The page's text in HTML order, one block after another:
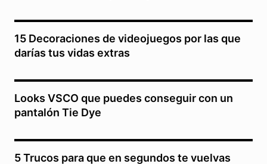
15 Decoraciones de videojuegos por las que
darías tus vidas extras
Looks VSCO que puedes conseguir con un
pantalón Tie Dye
5 Trucos para que en segundos te vuelvas